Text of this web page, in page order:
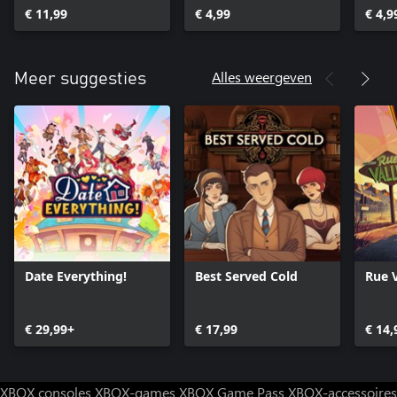
€ 11,99
€ 4,99 €
Meer suggesties Alles weergeven
Date Everything!
€ 29,99+
Best Served Cold
€ 17,99
Rue
€
XBOX consoles XBOX-games XBOX Game Pass XBOX-accessoires